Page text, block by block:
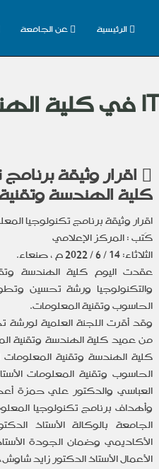
الرئيسية عن الجامعة
كلية الهندسة
اقرار وثيقة برنامج تكنولوجيا
كَتب : المركز الإعلامي
الثلاثاء: 14 / 6 / 2022 م ، صنعاء.
عقدت اليوم كلية الهندسة
والتكنولوجيا ورشة تحسين
الحاسوب وتقنية المعلومات.
وقد أقرت اللجنة العلمية
من عميد كلية الهندسة وتقنية
كلية الهندسة وتقنية
الحاسوب وتقنية المعلومات
العباسي والدكتور علي حمزة
وأهداف برنامج تكنولوجيا
الجامعة بالوكالة الأستاذ
الأكاديمي وضمان الجودة
الأعمال الأستاذ الدكتور زايد